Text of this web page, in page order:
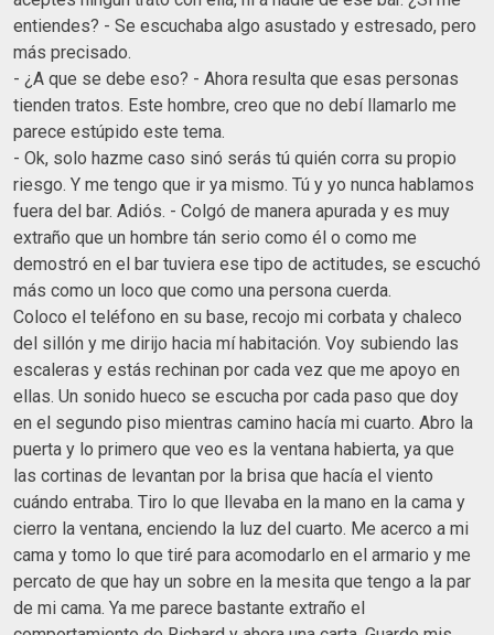
entiendes? - Se escuchaba algo asustado y estresado, pero
más precisado.
- ¿A que se debe eso? - Ahora resulta que esas personas
tienden tratos. Este hombre, creo que no debí llamarlo me
parece estúpido este tema.
- Ok, solo hazme caso sinó serás tú quién corra su propio
riesgo. Y me tengo que ir ya mismo. Tú y yo nunca hablamos
fuera del bar. Adiós. - Colgó de manera apurada y es muy
extraño que un hombre tán serio como él o como me
demostró en el bar tuviera ese tipo de actitudes, se escuchó
más como un loco que como una persona cuerda.
Coloco el teléfono en su base, recojo mi corbata y chaleco
del sillón y me dirijo hacia mí habitación. Voy subiendo las
escaleras y estás rechinan por cada vez que me apoyo en
ellas. Un sonido hueco se escucha por cada paso que doy
en el segundo piso mientras camino hacía mi cuarto. Abro la
puerta y lo primero que veo es la ventana habierta, ya que
las cortinas de levantan por la brisa que hacía el viento
cuándo entraba. Tiro lo que llevaba en la mano en la cama y
cierro la ventana, enciendo la luz del cuarto. Me acerco a mi
cama y tomo lo que tiré para acomodarlo en el armario y me
percato de que hay un sobre en la mesita que tengo a la par
de mi cama. Ya me parece bastante extraño el